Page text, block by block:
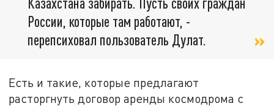
России, которые там работают, -
перепсиховал пользователь Дулат.
Есть и такие, которые предлагают
расторгнуть договор аренды космодрома с